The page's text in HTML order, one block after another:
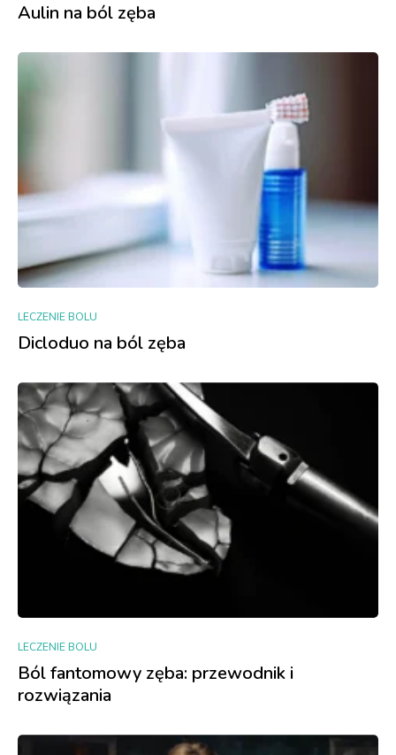
Aulin na ból zęba
LECZENIE BOLU
Dicloduo na ból zęba
LECZENIE BOLU
Ból fantomowy zęba: przewodnik i
rozwiązania